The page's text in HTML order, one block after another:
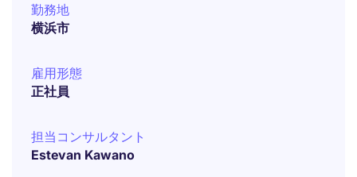
勤務地
横浜市
雇用形態
正社員
担当コンサルタント
Estevan Kawano